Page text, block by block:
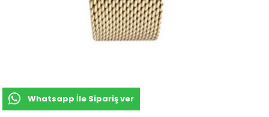
Whatsapp İle Sipariş ver